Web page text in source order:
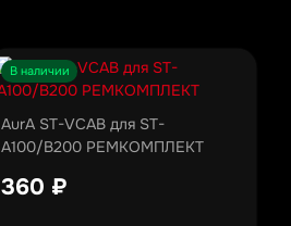
В наличии
AurA ST-VCAB для ST-
A100/B200 РЕМКОМПЛЕКТ
360 ₽